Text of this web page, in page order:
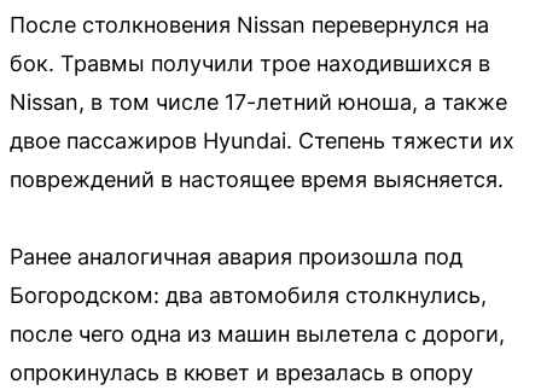
После столкновения Nissan перевернулся на
бок. Травмы получили трое находившихся в
Nissan, в том числе 17-летний юноша, а также
двое пассажиров Hyundai. Степень тяжести их
повреждений в настоящее время выясняется.
Ранее аналогичная авария произошла под
Богородском: два автомобиля столкнулись,
после чего одна из машин вылетела с дороги,
опрокинулась в кювет и врезалась в опору